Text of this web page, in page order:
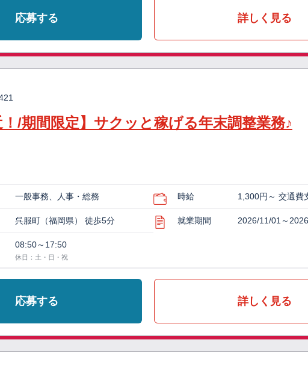
応募する 詳しく見る
！/期間限定】サクッと稼げる年末調整業務♪
一般事務、人事・総務 時給 1,300円～ 交通費
呉服町（福岡県） 徒歩5分 就業期間 2026/11/01～
08:50～17:50
休日：土・日・祝
応募する 詳しく見る